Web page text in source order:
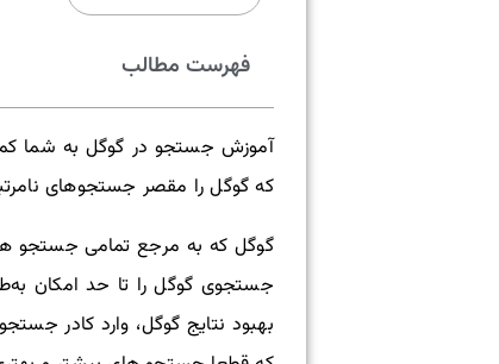
فهرست مطالب
آموزش جستجو در گوگل به شما
که گوگل را مقصر جستجوهای
گوگل که به مرجع تمامی جستجو
جستجوی گوگل را تا حد امکان
بهبود نتایج گوگل، وارد کادر